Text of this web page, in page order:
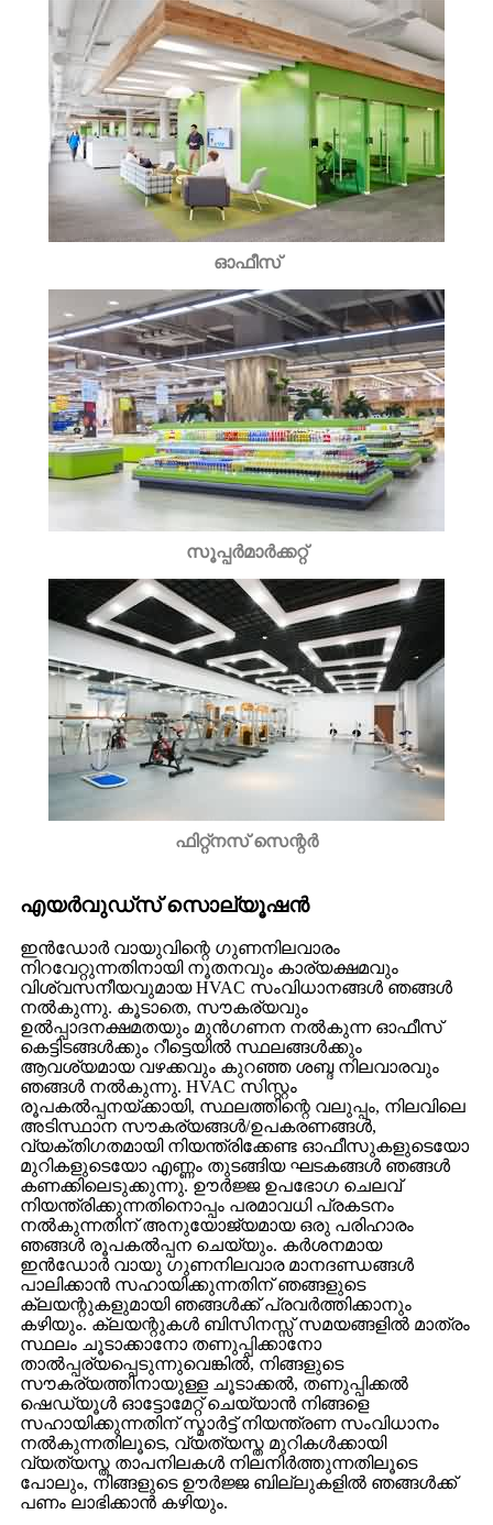
ഓഫീസ്
സൂപ്പർമാർക്കറ്റ്
ഫിറ്റ്നസ് സെന്റർ
എയർവുഡ്സ് സൊല്യൂഷൻ
ഇൻഡോർ വായുവിന്റെ ഗുണനിലവാരം
നിറവേറ്റുന്നതിനായി നൂതനവും കാര്യക്ഷമവും
വിശ്വസനീയവുമായ HVAC സംവിധാനങ്ങൾ ഞങ്ങൾ
നൽകുന്നു. കൂടാതെ, സൗകര്യവും
ഉൽപ്പാദനക്ഷമതയും മുൻഗണന നൽകുന്ന ഓഫീസ്
കെട്ടിടങ്ങൾക്കും റീട്ടെയിൽ സ്ഥലങ്ങൾക്കും
ആവശ്യമായ വഴക്കവും കുറഞ്ഞ ശബ്ദ നിലവാരവും
ഞങ്ങൾ നൽകുന്നു. HVAC സിസ്റ്റം
രൂപകൽപ്പനയ്ക്കായി, സ്ഥലത്തിന്റെ വലുപ്പം, നിലവിലെ
അടിസ്ഥാന സൗകര്യങ്ങൾ/ഉപകരണങ്ങൾ,
വ്യക്തിഗതമായി നിയന്ത്രിക്കേണ്ട ഓഫീസുകളുടെയോ
മുറികളുടെയോ എണ്ണം തുടങ്ങിയ ഘടകങ്ങൾ ഞങ്ങൾ
കണക്കിലെടുക്കുന്നു. ഊർജ്ജ ഉപഭോഗ ചെലവ്
നിയന്ത്രിക്കുന്നതിനൊപ്പം പരമാവധി പ്രകടനം
നൽകുന്നതിന് അനുയോജ്യമായ ഒരു പരിഹാരം
ഞങ്ങൾ രൂപകൽപ്പന ചെയ്യും. കർശനമായ
ഇൻഡോർ വായു ഗുണനിലവാര മാനദണ്ഡങ്ങൾ
പാലിക്കാൻ സഹായിക്കുന്നതിന് ഞങ്ങളുടെ
ക്ലയന്റുകളുമായി ഞങ്ങൾക്ക് പ്രവർത്തിക്കാനും
കഴിയും. ക്ലയന്റുകൾ ബിസിനസ്സ് സമയങ്ങളിൽ മാത്രം
സ്ഥലം ചൂടാക്കാനോ തണുപ്പിക്കാനോ
താൽപ്പര്യപ്പെടുന്നുവെങ്കിൽ, നിങ്ങളുടെ
സൗകര്യത്തിനായുള്ള ചൂടാക്കൽ, തണുപ്പിക്കൽ
ഷെഡ്യൂൾ ഓട്ടോമേറ്റ് ചെയ്യാൻ നിങ്ങളെ
സഹായിക്കുന്നതിന് സ്മാർട്ട് നിയന്ത്രണ സംവിധാനം
നൽകുന്നതിലൂടെ, വ്യത്യസ്ത മുറികൾക്കായി
വ്യത്യസ്ത താപനിലകൾ നിലനിർത്തുന്നതിലൂടെ
പോലും, നിങ്ങളുടെ ഊർജ്ജ ബില്ലുകളിൽ ഞങ്ങൾക്ക്
പണം ലാഭിക്കാൻ കഴിയും.